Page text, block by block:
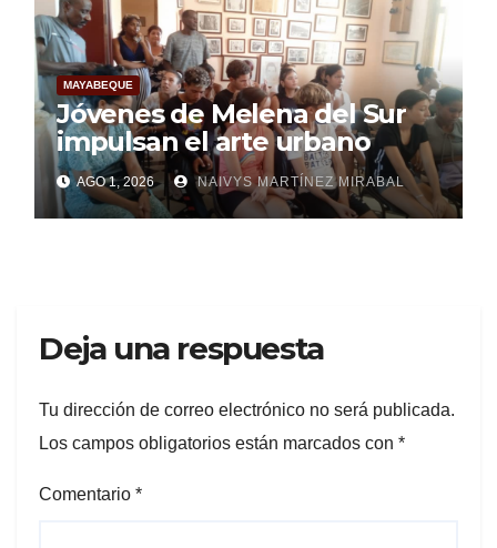
MAYABEQUE
Jóvenes de Melena del Sur
impulsan el arte urbano
AGO 1, 2026 NAIVYS MARTÍNEZ MIRABAL
Deja una respuesta
Tu dirección de correo electrónico no será publicada.
Los campos obligatorios están marcados con *
Comentario *